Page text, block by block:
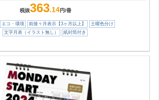
税抜363.14円/冊
エコ・環境 前後々月表示【3ヶ月以上】
土曜色分け
文字月表（イラスト無し）
紙封筒付き